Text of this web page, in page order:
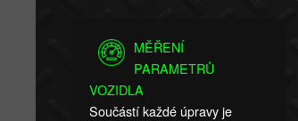
MĚŘENÍ
PARAMETRŮ
VOZIDLA
Součástí každé úpravy je